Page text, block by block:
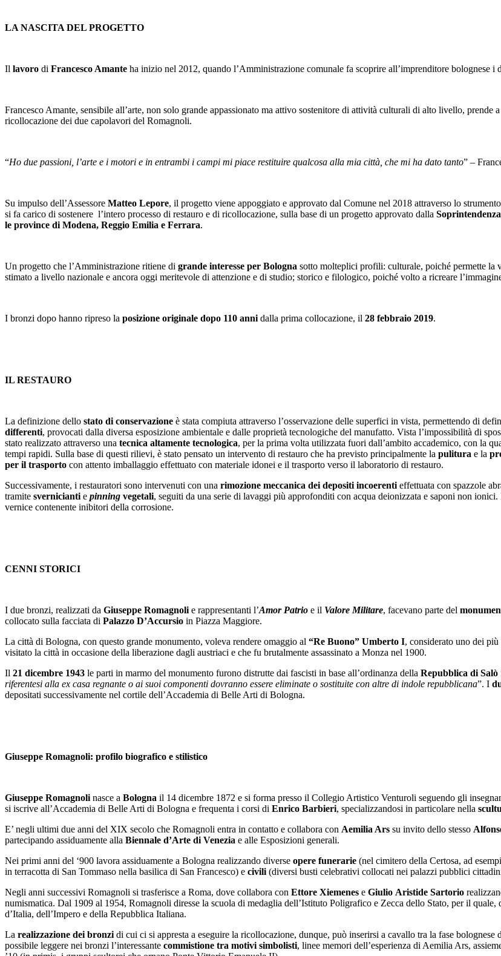
LA NASCITA DEL PROGETTO
Il lavoro di Francesco Amante ha inizio nel 2012, quando l’Amministrazione comunale fa scoprire all’imprenditore bolognese i
Francesco Amante, sensibile all’arte, non solo grande appassionato ma attivo sostenitore di attività culturali di alto livello,
ricollocazione dei due capolavori del Romagnoli.
“Ho due passioni, l’arte e i motori e in entrambi i campi mi piace restituire qualcosa alla mia città, che mi ha dato tanto” –
Su impulso dell’Assessore Matteo Lepore, il progetto viene appoggiato e approvato dal Comune nel 2018 attraverso lo
si fa carico di sostenere l’intero processo di restauro e di ricollocazione, sulla base di un progetto approvato dalla
le province di Modena, Reggio Emilia e Ferrara.
Un progetto che l’Amministrazione ritiene di grande interesse per Bologna sotto molteplici profili: culturale, poiché permette la
stimato a livello nazionale e ancora oggi meritevole di attenzione e di studio; storico e filologico, poiché volto a ricreare
I bronzi dopo hanno ripreso la posizione originale dopo 110 anni dalla prima collocazione, il 28 febbraio 2019.
IL RESTAURO
La definizione dello stato di conservazione è stata compiuta attraverso l’osservazione delle superfici in vista, permettendo di
differenti, provocati dalla diversa esposizione ambientale e dalle proprietà tecnologiche del manufatto. Vista l’impossibilità di
stato realizzato attraverso una tecnica altamente tecnologica, per la prima volta utilizzata fuori dall’ambito accademico, con la
tempi rapidi. Sulla base di questi rilievi, è stato pensato un intervento di restauro che ha previsto principalmente la pulitura e la
per il trasporto con attento imballaggio effettuato con materiale idonei e il trasporto verso il laboratorio di restauro.
Successivamente, i restauratori sono intervenuti con una rimozione meccanica dei depositi incoerenti effettuata con spazzole
tramite svernicianti e pinning vegetali, seguiti da una serie di lavaggi più approfonditi con acqua deionizzata e saponi non ionici.
vernice contenente inibitori della corrosione.
CENNI STORICI
I due bronzi, realizzati da Giuseppe Romagnoli e rappresentanti l’Amor Patrio e il Valore Militare, facevano parte del
collocato sulla facciata di Palazzo D’Accursio in Piazza Maggiore.
La città di Bologna, con questo grande monumento, voleva rendere omaggio al “Re Buono” Umberto I, considerato uno dei
visitato la città in occasione della liberazione dagli austriaci e che fu brutalmente assassinato a Monza nel 1900.
Il 21 dicembre 1943 le parti in marmo del monumento furono distrutte dai fascisti in base all’ordinanza della Repubblica di Salò
riferentesi alla ex casa regnante o ai suoi componenti dovranno essere eliminate o sostituite con altre di indole repubblicana”. I
depositati successivamente nel cortile dell’Accademia di Belle Arti di Bologna.
Giuseppe Romagnoli: profilo biografico e stilistico
Giuseppe Romagnoli nasce a Bologna il 14 dicembre 1872 e si forma presso il Collegio Artistico Venturoli seguendo gli
si iscrive all’Accademia di Belle Arti di Bologna e frequenta i corsi di Enrico Barbieri, specializzandosi in particolare nella
E’ negli ultimi due anni del XIX secolo che Romagnoli entra in contatto e collabora con Aemilia Ars su invito dello stesso
partecipando assiduamente alla Biennale d’Arte di Venezia e alle Esposizioni generali.
Nei primi anni del ‘900 lavora assiduamente a Bologna realizzando diverse opere funerarie (nel cimitero della Certosa, ad
in terracotta di San Tommaso nella basilica di San Francesco) e civili (diversi busti celebrativi collocati nei palazzi pubblici
Negli anni successivi Romagnoli si trasferisce a Roma, dove collabora con Ettore Xiemenes e Giulio Aristide Sartorio
numismatica. Dal 1909 al 1954, Romagnoli diresse la scuola di medaglia dell’Istituto Poligrafico e Zecca dello Stato, per il
d’Italia, dell’Impero e della Repubblica Italiana.
La realizzazione dei bronzi di cui ci si appresta a eseguire la ricollocazione, dunque, può inserirsi a cavallo tra la fase
possibile leggere nei bronzi l’interessante commistione tra motivi simbolisti, linee memori dell’esperienza di Aemilia Ars,